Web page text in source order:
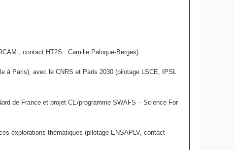
; contact HT2S : Camille Paloque-Berges).
à Paris), avec le CNRS et Paris 2030 (pilotage LSCE, IPSL
de France et projet CE/programme SWAFS – Science For
explorations thématiques (pilotage ENSAPLV, contact